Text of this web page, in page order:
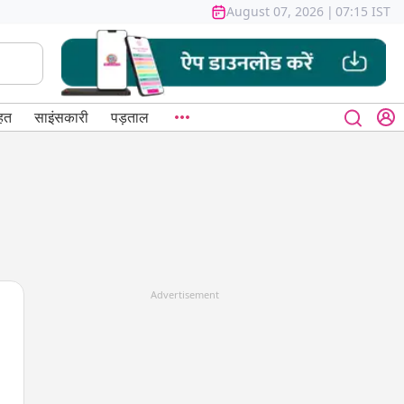
August 07, 2026 | 07:15 IST
साइंसकारी पड़ताल
Advertisement